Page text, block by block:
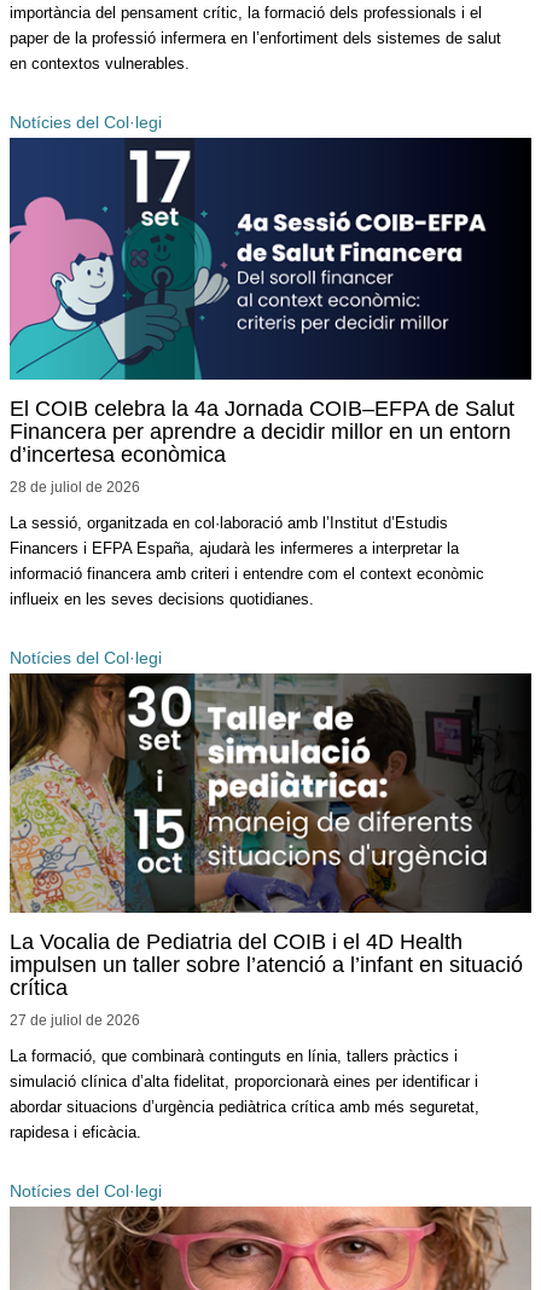
importància del pensament crític, la formació dels professionals i el
paper de la professió infermera en l’enfortiment dels sistemes de salut
en contextos vulnerables.
Notícies del Col·legi
El COIB celebra la 4a Jornada COIB–EFPA de Salut
Financera per aprendre a decidir millor en un entorn
d’incertesa econòmica
28 de juliol de 2026
La sessió, organitzada en col·laboració amb l’Institut d’Estudis
Financers i EFPA España, ajudarà les infermeres a interpretar la
informació financera amb criteri i entendre com el context econòmic
influeix en les seves decisions quotidianes.
Notícies del Col·legi
La Vocalia de Pediatria del COIB i el 4D Health
impulsen un taller sobre l’atenció a l’infant en situació
crítica
27 de juliol de 2026
La formació, que combinarà continguts en línia, tallers pràctics i
simulació clínica d’alta fidelitat, proporcionarà eines per identificar i
abordar situacions d’urgència pediàtrica crítica amb més seguretat,
rapidesa i eficàcia.
Notícies del Col·legi